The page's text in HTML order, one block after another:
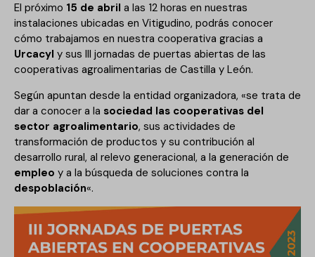
El próximo 15 de abril a las 12 horas en nuestras
instalaciones ubicadas en Vitigudino, podrás conocer
cómo trabajamos en nuestra cooperativa gracias a
Urcacyl y sus III jornadas de puertas abiertas de las
cooperativas agroalimentarias de Castilla y León.
Según apuntan desde la entidad organizadora, «se trata de
dar a conocer a la sociedad las cooperativas del
sector agroalimentario, sus actividades de
transformación de productos y su contribución al
desarrollo rural, al relevo generacional, a la generación de
empleo y a la búsqueda de soluciones contra la
despoblación«.